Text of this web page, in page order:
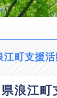
江町支援
浪江町